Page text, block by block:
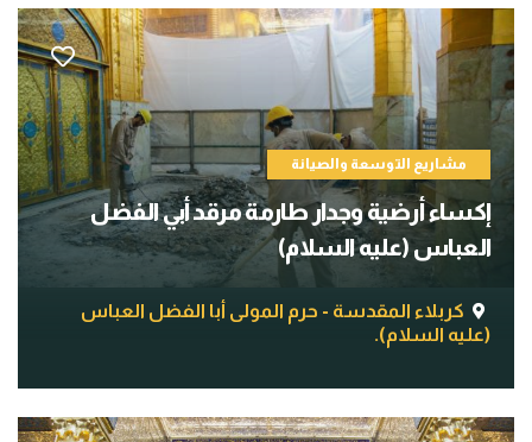
مشاريع التوسعة والصيانة
إكساء أرضية وجدار طارمة مرقد أبي الفضل
العباس (عليه السلام)
كربلاء المقدسة - حرم المولى أبا الفضل العباس
(عليه السلام).